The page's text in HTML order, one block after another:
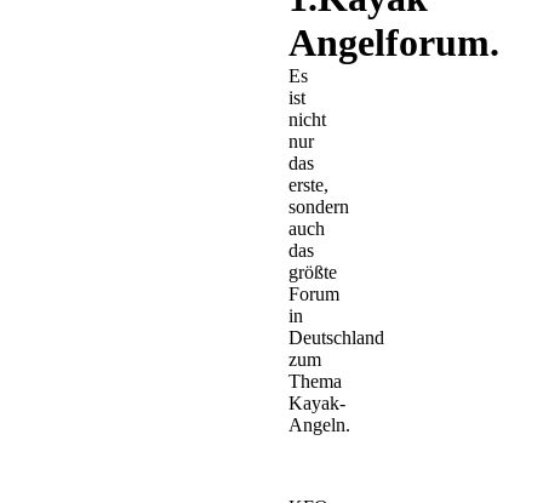
Angelforum.
Es
ist
nicht
nur
das
erste,
sondern
auch
das
größte
Forum
in
Deutschland
zum
Thema
Kayak-
Angeln.